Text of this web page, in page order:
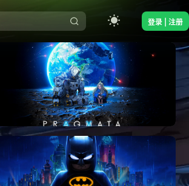
登录 | 注册
《识质存在/PRAGMATA》免安装中文版